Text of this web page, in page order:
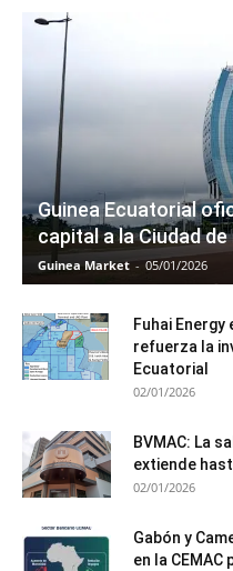
Guinea Ecuatorial
capital a la Ciudad de
Guinea Market - 05/01/2026
Fuhai
refuerza la
Ecuatorial
02/01/2026
BVMAC: La
extiende
02/01/2026
Gabón y
en la